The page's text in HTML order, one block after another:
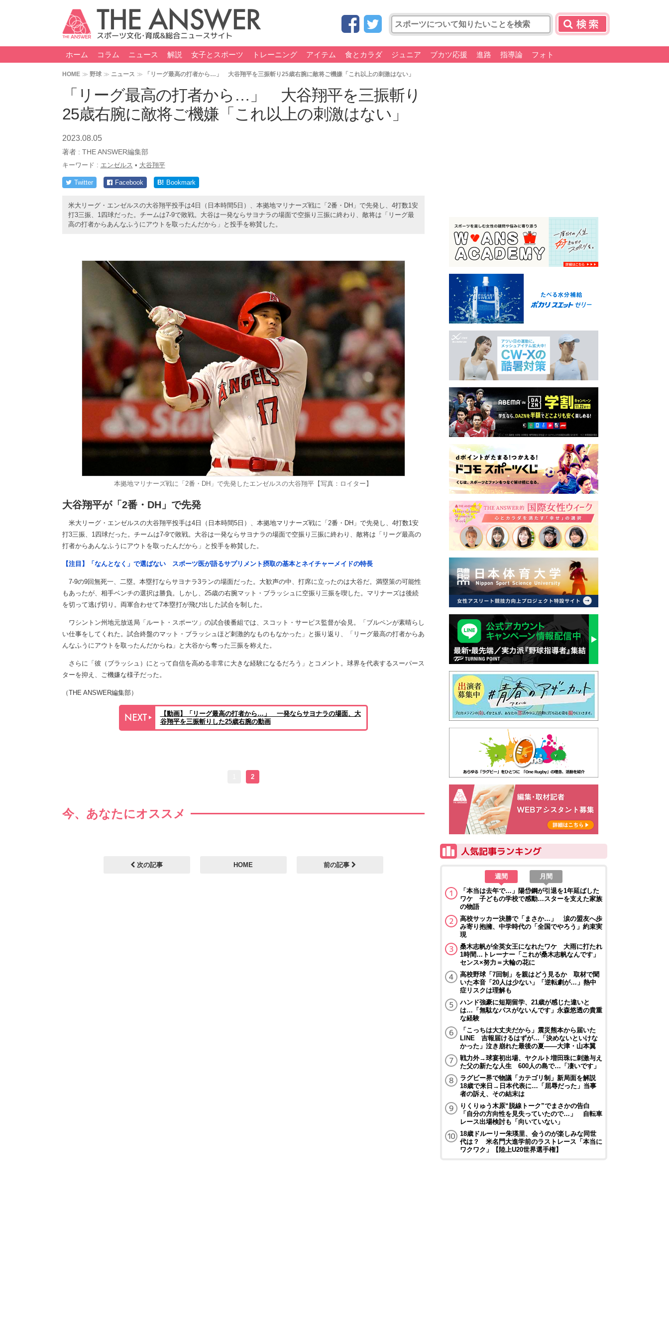
ホーム コラム ニュース 解説 女子とスポーツ トレーニング アイテム 食とカラダ ジュニア ブカツ応援 進路 指導論 フォト
HOME 野球 ニュース 「リーグ最高の打者から…」 大谷翔平を三振斬り25歳右腕に敵将ご機嫌「これ以上の刺激はない」
「リーグ最高の打者から…」 大谷翔平を三振斬り
25歳右腕に敵将ご機嫌「これ以上の刺激はない」
2023.08.05
著者 : THE ANSWER編集部
キーワード : エンゼルス • 大谷翔平
Twitter Facebook B! Bookmark
米大リーグ・エンゼルスの大谷翔平投手は4日（日本時間5日）、本拠地マリナーズ戦に「2番・DH」で先発し、4打数1安
打3三振、1四球だった。チームは7-9で敗戦。大谷は一発ならサヨナラの場面で空振り三振に終わり、敵将は「リーグ最
高の打者からあんなふうにアウトを取ったんだから」と投手を称賛した。
本拠地マリナーズ戦に「2番・DH」で先発したエンゼルスの大谷翔平【写真：ロイター】
大谷翔平が「2番・DH」で先発
米大リーグ・エンゼルスの大谷翔平投手は4日（日本時間5日）、本拠地マリナーズ戦に「2番・DH」で先発し、4打数1安
打3三振、1四球だった。チームは7-9で敗戦。大谷は一発ならサヨナラの場面で空振り三振に終わり、敵将は「リーグ最高の
打者からあんなふうにアウトを取ったんだから」と投手を称賛した。
【注目】「なんとなく」で選ばない スポーツ医が語るサプリメント摂取の基本とネイチャーメイドの特長
7-9の9回無死一、二塁。本塁打ならサヨナラ3ランの場面だった。大歓声の中、打席に立ったのは大谷だ。満塁策の可能性
もあったが、相手ベンチの選択は勝負。しかし、25歳の右腕マット・ブラッシュに空振り三振を喫した。マリナーズは後続
を切って逃げ切り。両軍合わせて7本塁打が飛び出した試合を制した。
ワシントン州地元放送局「ルート・スポーツ」の試合後番組では、スコット・サービス監督が会見。「ブルペンが素晴らし
い仕事をしてくれた。試合終盤のマット・ブラッシュほど刺激的なものもなかった」と振り返り、「リーグ最高の打者からあ
んなふうにアウトを取ったんだからね」と大谷から奪った三振を称えた。
さらに「彼（ブラッシュ）にとって自信を高める非常に大きな経験になるだろう」とコメント。球界を代表するスーパース
ターを抑え、ご機嫌な様子だった。
（THE ANSWER編集部）
【動画】「リーグ最高の打者から…」 一発ならサヨナラの場面、大
谷翔平を三振斬りした25歳右腕の動画
2
今、あなたにオススメ
次の記事 HOME
前の記事
週間
月間
「本当は去年で…」陽岱鋼が引退を1年延ばした
ワケ 子どもの学校で感動…スターを支えた家族
の物語
高校サッカー決勝で「まさか…」 涙の盟友へ歩
み寄り抱擁、中学時代の「全国でやろう」約束実
現
桑木志帆が全英女王になれたワケ 大雨に打たれ
1時間…トレーナー「これが桑木志帆なんです」
センス×努力＝大輪の花に
高校野球「7回制」を親はどう見るか 取材で聞
いた本音「20人は少ない」「逆転劇が…」熱中
症リスクは理解も
ハンド強豪に短期留学、21歳が感じた違いと
は…「無駄なパスがないんです」永森悠透の貴重
な経験
「こっちは大丈夫だから」震災熊本から届いた
LINE 吉報届けるはずが…「決めないといけな
かった」泣き崩れた最後の夏――大津・山本翼
戦力外→球宴初出場、ヤクルト増田珠に刺激与え
た父の新たな人生 600人の島で…「凄いです」
ラグビー界で物議「カテゴリ制」新局面を解説
18歳で来日→日本代表に…「屈辱だった」当事
者の訴え、その結末は
りくりゅう木原“脱線トーク”でまさかの告白
「自分の方向性を見失っていたので…」 自転車
レース出場検討も「向いていない」
18歳ドルーリー朱瑛里、会うのが楽しみな同世
代は？ 米名門大進学前のラストレース「本当に
ワクワク」【陸上U20世界選手権】